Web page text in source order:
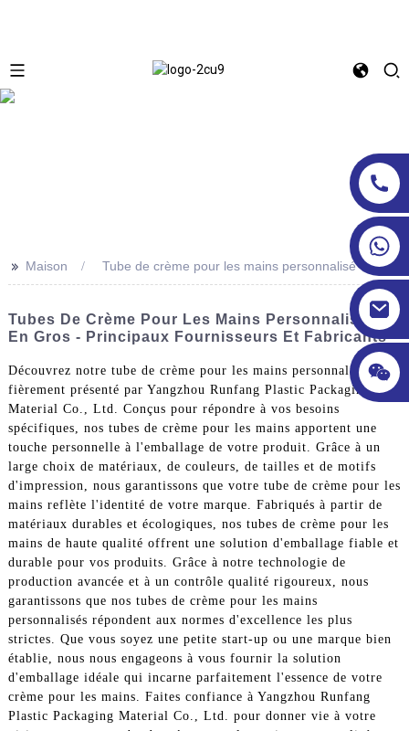
>> Maison Tube de crème pour les mains personnalisé
Tubes De Crème Pour Les Mains Personnalisés
En Gros - Principaux Fournisseurs Et Fabricants
Découvrez notre tube de crème pour les mains personnalisé,
fièrement présenté par Yangzhou Runfang Plastic Packaging
Material Co., Ltd. Conçus pour répondre à vos besoins
spécifiques, nos tubes de crème pour les mains apportent une
touche personnelle à l'emballage de votre produit. Grâce à un
large choix de matériaux, de couleurs, de tailles et de motifs
d'impression, nous garantissons que votre tube de crème pour les
mains reflète l'identité de votre marque. Fabriqués à partir de
matériaux durables et écologiques, nos tubes de crème pour les
mains de haute qualité offrent une solution d'emballage fiable et
durable pour vos produits. Grâce à notre technologie de
production avancée et à un contrôle qualité rigoureux, nous
garantissons que nos tubes de crème pour les mains
personnalisés répondent aux normes d'excellence les plus
strictes. Que vous soyez une petite start-up ou une marque bien
établie, nous nous engageons à vous fournir la solution
d'emballage idéale qui incarne parfaitement l'essence de votre
crème pour les mains. Faites confiance à Yangzhou Runfang
Plastic Packaging Material Co., Ltd. pour donner vie à votre